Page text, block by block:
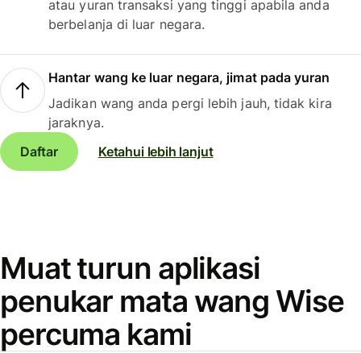
atau yuran transaksi yang tinggi apabila anda
berbelanja di luar negara.
Hantar wang ke luar negara, jimat pada yuran
Jadikan wang anda pergi lebih jauh, tidak kira
jaraknya.
Daftar
Ketahui lebih lanjut
Muat turun aplikasi
penukar mata wang Wise
percuma kami